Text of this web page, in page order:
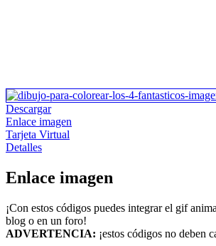
Descargar
Enlace imagen
Tarjeta Virtual
Detalles
Enlace imagen
¡Con estos códigos puedes integrar el gif
blog o en un foro!
ADVERTENCIA: ¡estos códigos no deben